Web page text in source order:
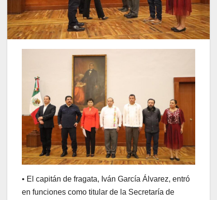
• El capitán de fragata, Iván García Álvarez, entró
en funciones como titular de la Secretaría de